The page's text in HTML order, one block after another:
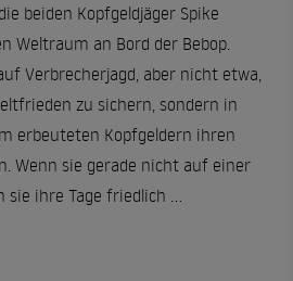
beiden Kopfgeldjäger Spike
Weltraum an Bord der Bebop.
Verbrecherjagd, aber nicht etwa,
zu sichern, sondern in
erbeuteten Kopfgeldern ihren
Wenn sie gerade nicht auf einer
ihre Tage friedlich …